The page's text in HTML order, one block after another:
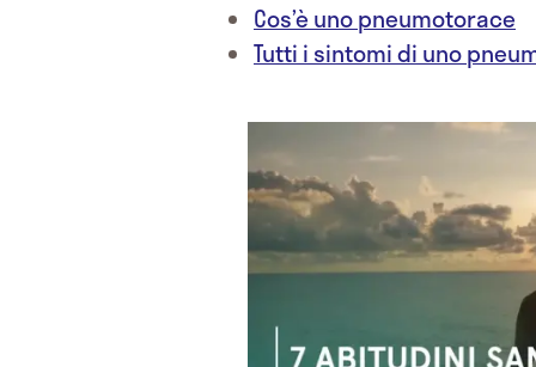
Cos’è uno pneumotorace
Tutti i sintomi di uno